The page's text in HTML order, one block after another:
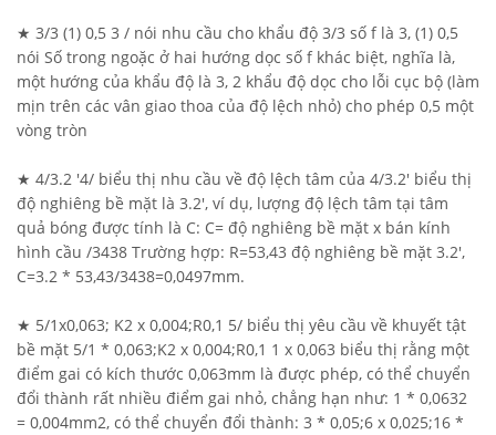
★ 3/3 (1) 0,5 3 / nói nhu cầu cho khẩu độ 3/3 số f là 3, (1) 0,5
nói Số trong ngoặc ở hai hướng dọc số f khác biệt, nghĩa là,
một hướng của khẩu độ là 3, 2 khẩu độ dọc cho lỗi cục bộ (làm
mịn trên các vân giao thoa của độ lệch nhỏ) cho phép 0,5 một
vòng tròn
★ 4/3.2 '4/ biểu thị nhu cầu về độ lệch tâm của 4/3.2' biểu thị
độ nghiêng bề mặt là 3.2', ví dụ, lượng độ lệch tâm tại tâm
quả bóng được tính là C: C= độ nghiêng bề mặt x bán kính
hình cầu /3438 Trường hợp: R=53,43 độ nghiêng bề mặt 3.2',
C=3.2 * 53,43/3438=0,0497mm.
★ 5/1x0,063; K2 x 0,004;R0,1 5/ biểu thị yêu cầu về khuyết tật
bề mặt 5/1 * 0,063;K2 x 0,004;R0,1 1 x 0,063 biểu thị rằng một
điểm gai có kích thước 0,063mm là được phép, có thể chuyển
đổi thành rất nhiều điểm gai nhỏ, chẳng hạn như: 1 * 0,0632
= 0,004mm2, có thể chuyển đổi thành: 3 * 0,05;6 x 0,025;16 *